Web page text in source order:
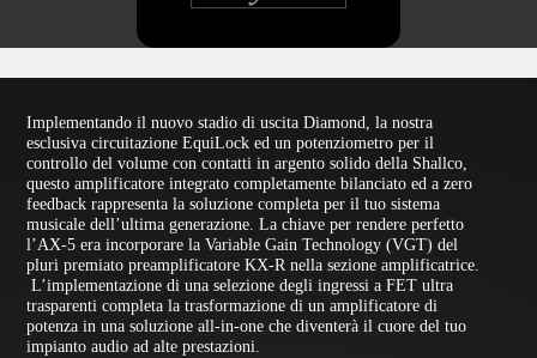
Implementando il nuovo stadio di uscita Diamond, la nostra
esclusiva circuitazione EquiLock ed un potenziometro per il
controllo del volume con contatti in argento solido della Shallco,
questo amplificatore integrato completamente bilanciato ed a zero
feedback rappresenta la soluzione completa per il tuo sistema
musicale dell’ultima generazione. La chiave per rendere perfetto
l’AX-5 era incorporare la Variable Gain Technology (VGT) del
pluri premiato preamplificatore KX-R nella sezione amplificatrice.
L’implementazione di una selezione degli ingressi a FET ultra
trasparenti completa la trasformazione di un amplificatore di
potenza in una soluzione all-in-one che diventerà il cuore del tuo
impianto audio ad alte prestazioni.